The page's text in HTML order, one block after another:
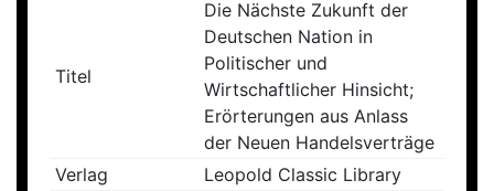
Titel
Die Nächste Zukunft der
Deutschen Nation in
Politischer und
Wirtschaftlicher Hinsicht;
Erörterungen aus Anlass
der Neuen Handelsverträge
Verlag
Leopold Classic Library